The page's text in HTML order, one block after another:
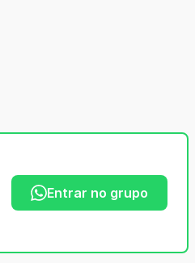
Entrar no grupo